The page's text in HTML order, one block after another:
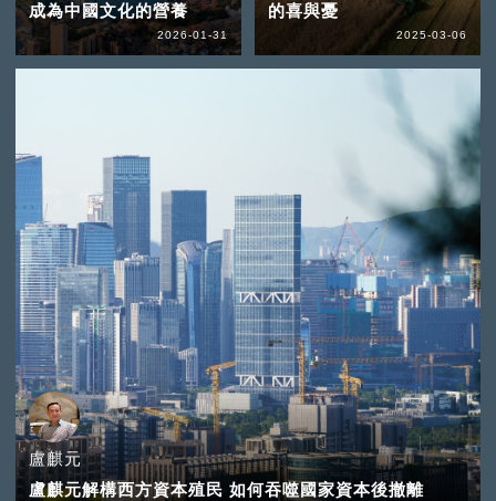
成為中國文化的營養
2026-01-31
盧麒元
盧麒元解構西方資本殖民 如何吞噬國家資本後撤離
的喜與憂
2025-03-06